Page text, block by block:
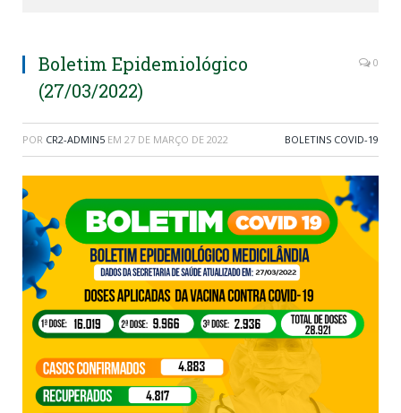
Boletim Epidemiológico
(27/03/2022)
0
POR CR2-ADMIN5 EM 27 DE MARÇO DE 2022 BOLETINS COVID-19